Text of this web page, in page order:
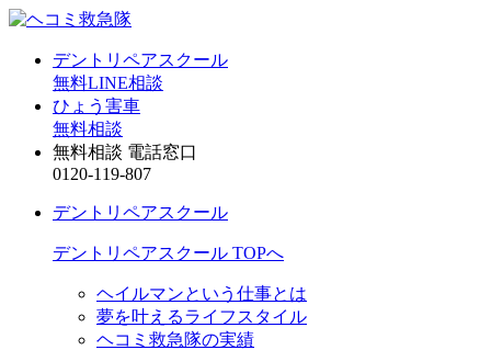
デントリペアスクール
無料LINE相談
ひょう害車
無料相談
無料相談 電話窓口
0120-119-807
デントリペアスクール
デントリペアスクール TOPへ
ヘイルマンという仕事とは
夢を叶えるライフスタイル
ヘコミ救急隊の実績